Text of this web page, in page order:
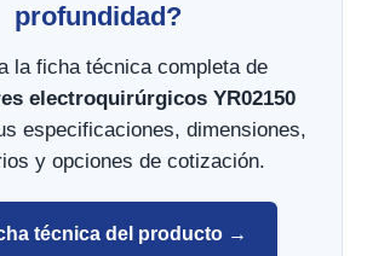
profundidad?
la ficha técnica completa de
electroquirúrgicos YR02150
especificaciones, dimensiones,
y opciones de cotización.
técnica del producto →